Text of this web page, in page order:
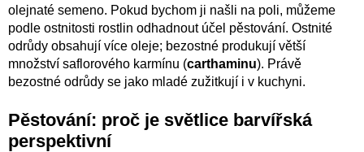
olejnaté semeno. Pokud bychom ji našli na poli, můžeme
podle ostnitosti rostlin odhadnout účel pěstování. Ostnité
odrůdy obsahují více oleje; bezostné produkují větší
množství saflorového karmínu (carthaminu). Právě
bezostné odrůdy se jako mladé zužitkují i v kuchyni.
Pěstování: proč je světlice barvířská
perspektivní